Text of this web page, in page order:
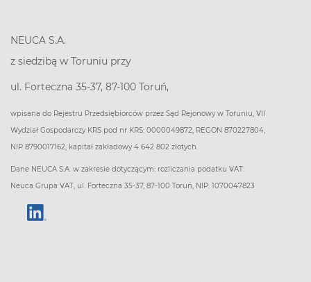
NEUCA S.A.
z siedzibą w Toruniu przy
ul. Forteczna 35-37, 87-100 Toruń,
wpisana do Rejestru Przedsiębiorców przez Sąd Rejonowy w Toruniu, VII
Wydział Gospodarczy KRS pod nr KRS: 0000049872, REGON 870227804,
NIP 8790017162, kapitał zakładowy 4 642 802 złotych.
Dane NEUCA S.A. w zakresie dotyczącym: rozliczania podatku VAT:
Neuca Grupa VAT, ul. Forteczna 35-37, 87-100 Toruń, NIP: 1070047823